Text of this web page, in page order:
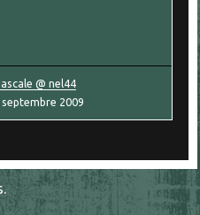
@ nel44
septembre 2009